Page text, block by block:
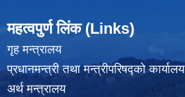
महत्वपुर्ण लिंक (Links)
गृह मन्त्रालय
प्रधानमन्त्री तथा मन्त्रीपरिषद्को कार्यालय
अर्थ मन्त्रालय